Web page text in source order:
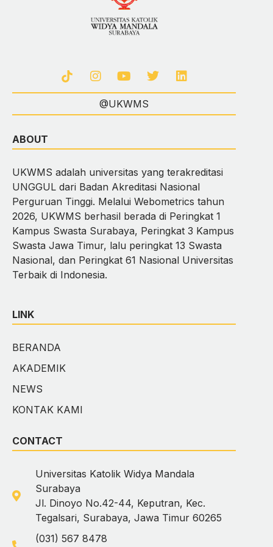
@UKWMS
ABOUT
UKWMS adalah universitas yang terakreditasi
UNGGUL dari Badan Akreditasi Nasional
Perguruan Tinggi. Melalui Webometrics tahun
2026, UKWMS berhasil berada di Peringkat 1
Kampus Swasta Surabaya, Peringkat 3 Kampus
Swasta Jawa Timur, lalu peringkat 13 Swasta
Nasional, dan Peringkat 61 Nasional Universitas
Terbaik di Indonesia.
LINK
BERANDA
AKADEMIK
NEWS
KONTAK KAMI
CONTACT
Universitas Katolik Widya Mandala
Surabaya
Jl. Dinoyo No.42-44, Keputran, Kec.
Tegalsari, Surabaya, Jawa Timur 60265
(031) 567 8478